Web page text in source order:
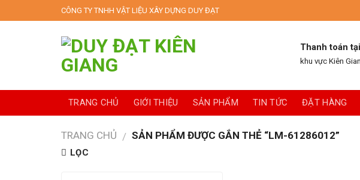
to
CÔNG TY TNHH VẬT LIỆU XÂY DỰNG DUY ĐẠT
Thanh toán
khu vực Kiên
TRANG CHỦ GIỚI THIỆU SẢN PHẨM TIN TỨC ĐẶT HÀNG
TRANG CHỦ / SẢN PHẨM ĐƯỢC GẮN THẺ “LM-61286012”
LỌC